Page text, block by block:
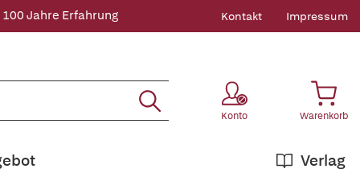
100 Jahre Erfahrung Kontakt Impressum
Konto Warenkorb
Verlag